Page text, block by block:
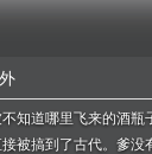
知道哪里飞来的酒瓶
被搞到了古代。爹没